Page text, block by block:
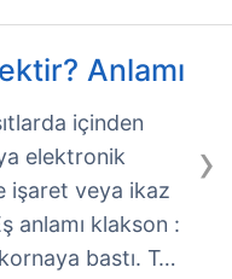
Anlamı
›
içinden
elektronik
işaret veya ikaz
anlamı klakson :
bastı. T…